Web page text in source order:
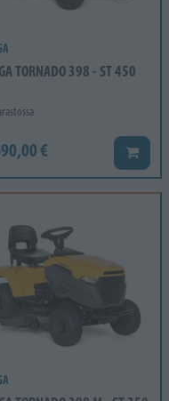
TORNADO 398 - ST 450
€ Lisää